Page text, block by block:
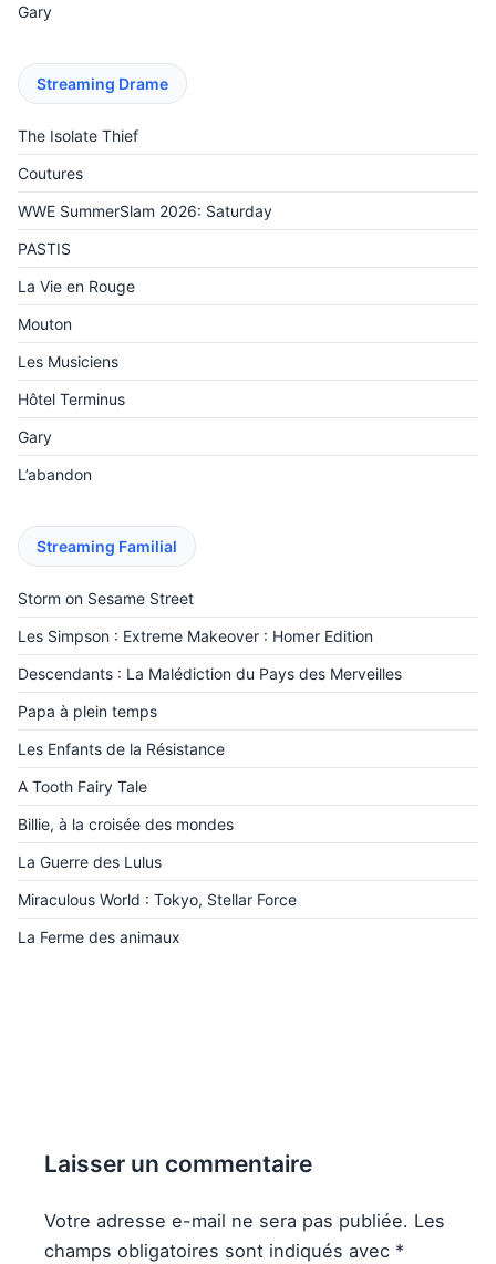
Gary
Streaming Drame
The Isolate Thief
Coutures
WWE SummerSlam 2026: Saturday
PASTIS
La Vie en Rouge
Mouton
Les Musiciens
Hôtel Terminus
Gary
L’abandon
Streaming Familial
Storm on Sesame Street
Les Simpson : Extreme Makeover : Homer Edition
Descendants : La Malédiction du Pays des Merveilles
‎Papa à plein temps
Les Enfants de la Résistance
A Tooth Fairy Tale
Billie, à la croisée des mondes
La Guerre des Lulus
Miraculous World : Tokyo, Stellar Force
La Ferme des animaux
Laisser un commentaire
Votre adresse e-mail ne sera pas publiée. Les
champs obligatoires sont indiqués avec *